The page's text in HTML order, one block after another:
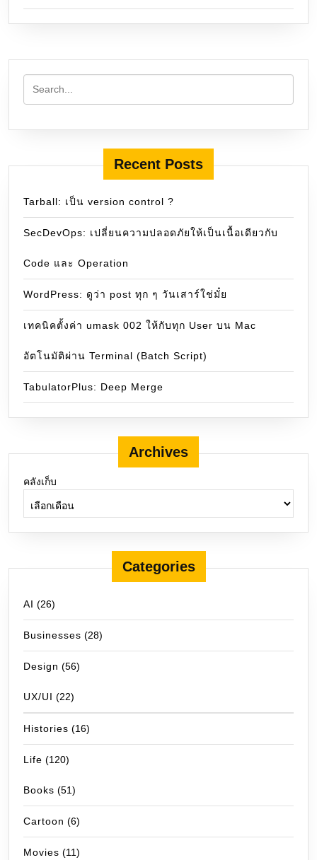
Recent Posts
Tarball: เป็น version control ?
SecDevOps: เปลี่ยนความปลอดภัยให้เป็นเนื้อเดียวกับ
Code และ Operation
WordPress: ดูว่า post ทุก ๆ วันเสาร์ใช่มั๋ย
เทคนิคตั้งค่า umask 002 ให้กับทุก User บน Mac
อัตโนมัติผ่าน Terminal (Batch Script)
TabulatorPlus: Deep Merge
Archives
คลังเก็บ
Categories
AI (26)
Businesses (28)
Design (56)
UX/UI (22)
Histories (16)
Life (120)
Books (51)
Cartoon (6)
Movies (11)